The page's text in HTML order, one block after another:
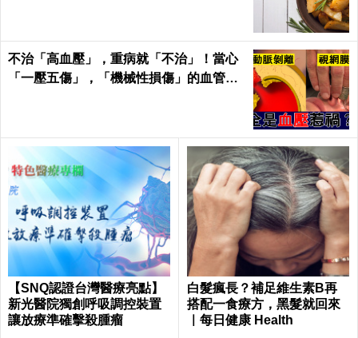
不治「高血壓」，重病就「不治」！當心
「一壓五傷」，「機械性損傷」的血管衝
【SNQ認證台灣醫療亮點】
新光醫院獨創呼吸調控裝置
讓放療準確擊殺腫瘤
白髮瘋長？補足維生素B再
搭配一食療方，黑髮就回來
｜每日健康 Health